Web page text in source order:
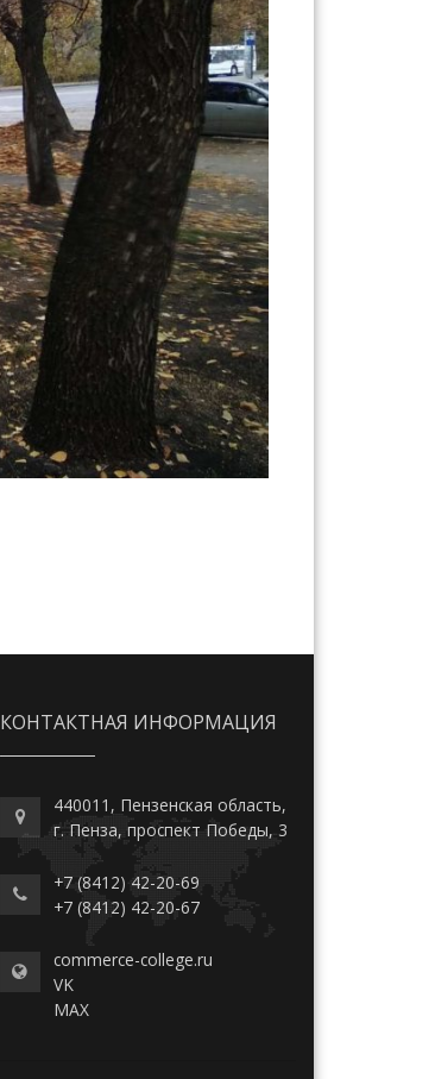
КОНТАКТНАЯ ИНФОРМАЦИЯ
440011, Пензенская область,
г. Пенза, проспект Победы, 3
+7 (8412) 42-20-69
+7 (8412) 42-20-67
commerce-college.ru
VK
MAX